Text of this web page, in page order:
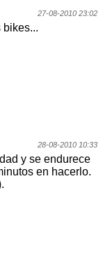
27-08-2010 23:02
bikes...
28-08-2010 10:33
y se endurece
en hacerlo.